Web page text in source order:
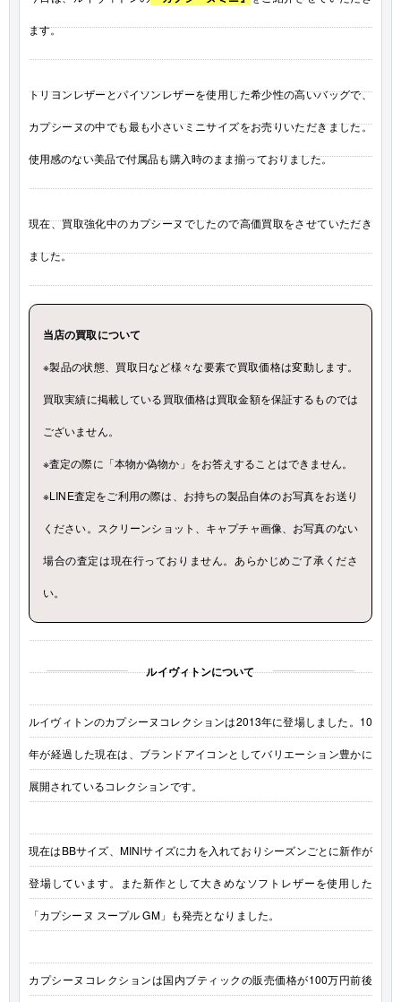
ます。
トリヨンレザーとパイソンレザーを使用した希少性の高いバッグで、
カプシーヌの中でも最も小さいミニサイズをお売りいただきました。
使用感のない美品で付属品も購入時のまま揃っておりました。
現在、買取強化中のカプシーヌでしたので高価買取をさせていただき
ました。
当店の買取について
※製品の状態、買取日など様々な要素で買取価格は変動します。
買取実績に掲載している買取価格は買取金額を保証するものでは
ございません。
※査定の際に「本物か偽物か」をお答えすることはできません。
※LINE査定をご利用の際は、お持ちの製品自体のお写真をお送り
ください。スクリーンショット、キャプチャ画像、お写真のない
場合の査定は現在行っておりません。あらかじめご了承くださ
い。
ルイヴィトンについて
ルイヴィトンのカプシーヌコレクションは2013年に登場しました。10
年が経過した現在は、ブランドアイコンとしてバリエーション豊かに
展開されているコレクションです。
現在はBBサイズ、MINIサイズに力を入れておりシーズンごとに新作が
登場しています。また新作として大きめなソフトレザーを使用した
「カプシーヌ スープル GM」も発売となりました。
カプシーヌコレクションは国内ブティックの販売価格が100万円前後